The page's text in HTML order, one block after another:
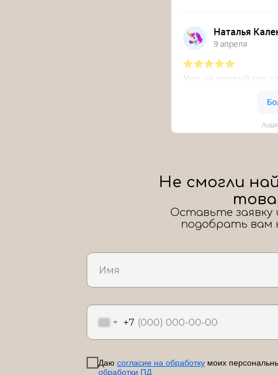
+7
Даю согласие на обработку моих
обработки ПД
Не смогли
Оставьте
подобрать вам